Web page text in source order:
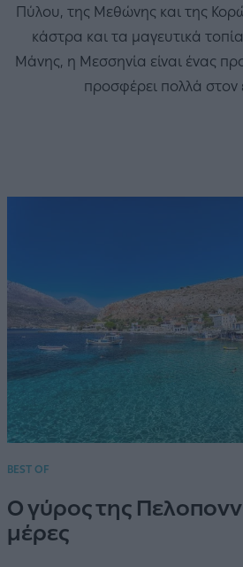
Πύλου, της Μεθώνης και της
κάστρα και τα μαγευτικά
Μάνης, η Μεσσηνία είναι ένας
προσφέρει πολλά στον
BEST OF
Ο γύρος της
μέρες